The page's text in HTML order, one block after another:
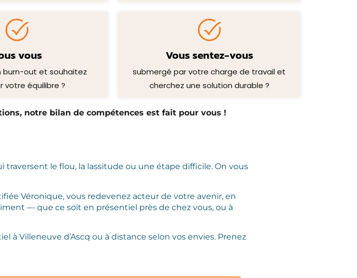
vous
burn-out et souhaitez
votre équilibre ?
Vous sentez-vous
submergé par votre charge de travail et
cherchez une solution durable ?
notre bilan de compétences est fait pour vous !
traversent le flou, la lassitude ou une étape difficile. On vous
Véronique, vous redevenez acteur de votre avenir, en
— que ce soit en présentiel près de chez vous, ou à
à Villeneuve d’Ascq ou à distance selon vos envies. Prenez